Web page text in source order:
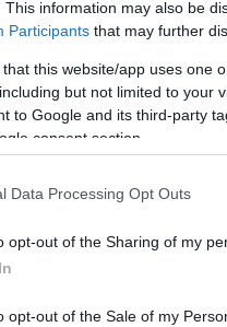
This information may also be
Participants that may further
that this website/app uses one
but not limited to your
to Google and its third-party
consent section.
Data Processing Opt Outs
opt-out of the Sharing of my
opt-out of the Sale of my
továbbra is vágyom